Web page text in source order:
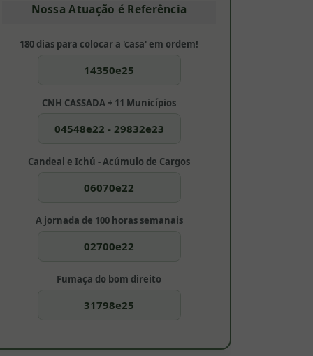
Nossa Atuação é Referência
180 dias para colocar a 'casa' em ordem!
14350e25
CNH CASSADA + 11 Municípios
04548e22 - 29832e23
Candeal e Ichú - Acúmulo de Cargos
06070e22
A jornada de 100 horas semanais
02700e22
Fumaça do bom direito
31798e25